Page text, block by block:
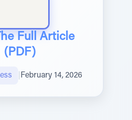
Full Article
(PDF)
February 14, 2026